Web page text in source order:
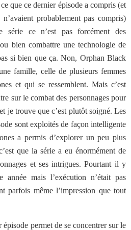
que ce dernier épisode a compris (et
probablement pas compris)
série ce n’est pas forcément des
bien combattre une technologie de
si bien que ça. Non, Orphan Black
famille, celle de plusieurs femmes
et qui se ressemblent. Mais c’est
sur le combat des personnages pour
je trouve que c’est plutôt soigné. Les
sont exploités de façon intelligente
a permis d’explorer un peu plus
que la série a eu énormément de
et ses intrigues. Pourtant il y
année mais l’exécution n’était pas
parfois même l’impression que tout
permet de se concentrer sur le